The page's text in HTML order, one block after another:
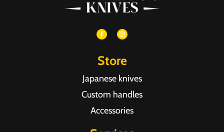
Store
Japanese knives
Custom handles
Accessories